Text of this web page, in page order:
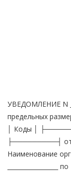
УВЕДОМЛЕНИЕ N
предельных
│ Коды │
├─────────┤ от
Наименование